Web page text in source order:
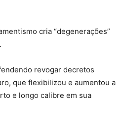
cria “degenerações”
revogar decretos
que flexibilizou e aumentou a
e longo calibre em sua